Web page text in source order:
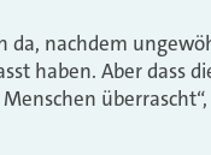
da, nachdem
haben. Aber dass